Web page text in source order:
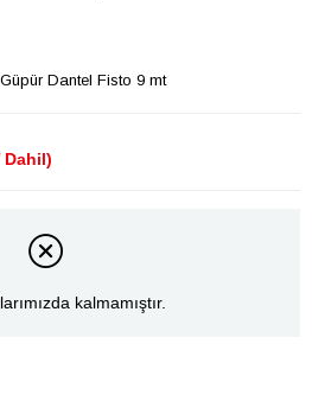
Dantel Fisto 9 mt
Dahil)
kalmamıştır.